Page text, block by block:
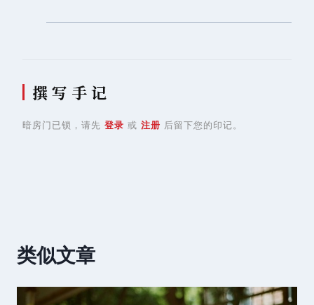
撰 写 手 记
暗房门已锁，请先 登录 或 注册 后留下您的印记。
类似文章